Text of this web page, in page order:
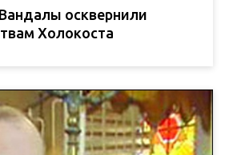
осквернили
Холокоста